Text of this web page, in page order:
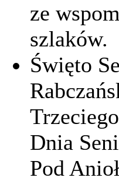
ze
szlaków.
Święto
Dnia
Pod